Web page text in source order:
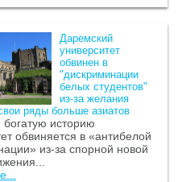
Даремский
университет
обвинен в
"дискриминации
белых студентов"
из-за желания
ряды больше азиатов
историю
обвиняется в «антибелой
из-за спорной новой